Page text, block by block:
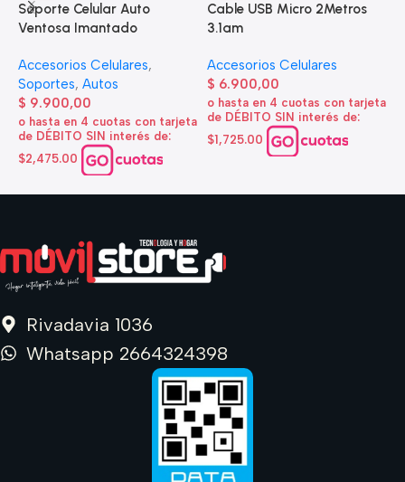
Soporte Celular Auto
Ventosa Imantado
Accesorios Celulares,
Soportes, Autos
$ 9.900,00
o hasta en 4 cuotas con tarjeta
de DÉBITO SIN interés de:
$2,475.00
Cable USB Micro 2Metros
3.1am
Accesorios Celulares
$ 6.900,00
o hasta en 4 cuotas con tarjeta
de DÉBITO SIN interés de:
$1,725.00
Rivadavia 1036
Whatsapp 2664324398